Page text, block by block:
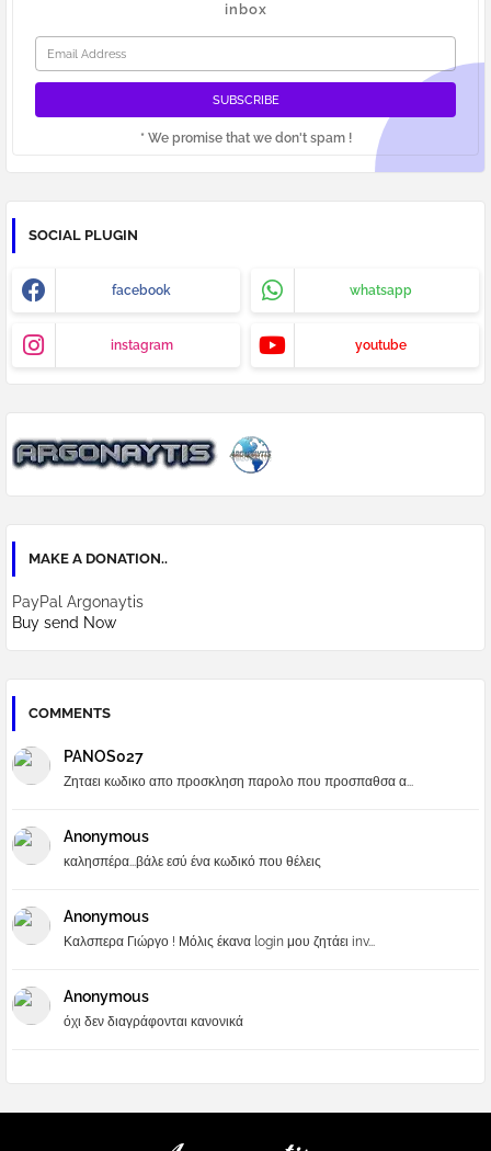
inbox
* We promise that we don't spam !
SOCIAL PLUGIN
facebook whatsapp
instagram youtube
MAKE A DONATION..
PayPal Argonaytis
Buy send Now
COMMENTS
PANOS027
Ζηταει κωδικο απο προσκληση παρολο που προσπαθσα α...
Anonymous
καλησπέρα...βάλε εσύ ένα κωδικό που θέλεις
Anonymous
Καλσπερα Γιώργο ! Μόλις έκανα login μου ζητάει inv...
Anonymous
όχι δεν διαγράφονται κανονικά